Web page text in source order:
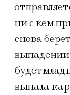
ни с кем
снова
выпадении
будет
выпала